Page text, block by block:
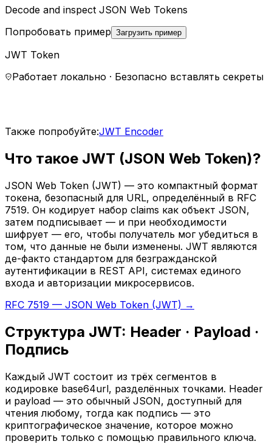
Decode and inspect JSON Web Tokens
Попробовать пример Загрузить пример
JWT Token
Работает локально · Безопасно вставлять секреты
Также попробуйте:JWT Encoder
Что такое JWT (JSON Web Token)?
JSON Web Token (JWT) — это компактный формат
токена, безопасный для URL, определённый в RFC
7519. Он кодирует набор claims как объект JSON,
затем подписывает — и при необходимости
шифрует — его, чтобы получатель мог убедиться в
том, что данные не были изменены. JWT являются
де-факто стандартом для безгражданской
аутентификации в REST API, системах единого
входа и авторизации микросервисов.
RFC 7519 — JSON Web Token (JWT) →
Структура JWT: Header · Payload ·
Подпись
Каждый JWT состоит из трёх сегментов в
кодировке base64url, разделённых точками. Header
и payload — это обычный JSON, доступный для
чтения любому, тогда как подпись — это
криптографическое значение, которое можно
проверить только с помощью правильного ключа.